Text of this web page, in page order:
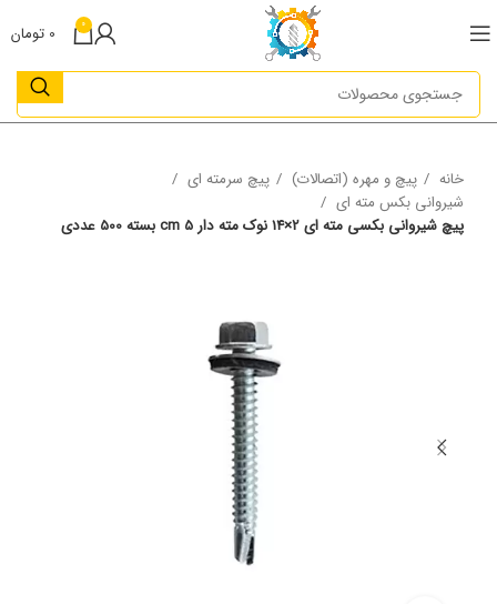
0
0 تومان
خانه پیچ و مهره (اتصالات)
پیچ سرمته ای
شیروانی بکس مته ای
پیچ شیروانی بکسی مته ای 2×14 نوک مته دار 5 cm بسته 500 عددی